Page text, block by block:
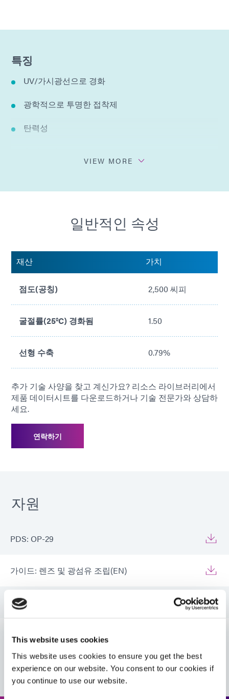
This website uses cookies
This website uses cookies to ensure you get the best
experience on our website. You consent to our cookies if
you continue to use our website.
특징
UV/가시광선으로 경화
광학적으로 투명한 접착제
탄력성
용매를 첨가하지 않음
갭 채우기에 적합한 중간 점도
VIEW MORE
일반적인 속성
재산 가치
점도(공칭) 2,500 씨피
굴절률(25°C) 경화됨 1.50
선형 수축 0.79%
추가 기술 사양을 찾고 계신가요? 리소스 라이브러리에서
제품 데이터시트를 다운로드하거나 기술 전문가와 상담하
세요.
연락하기
자원
PDS: OP-29
가이드: 렌즈 및 광섬유 조립(EN)
가이드: 렌즈 및 광섬유 조립(아시아|EN)
가이드: 렌즈 및 광섬유 조립(유럽|DE)
VIEW MORE